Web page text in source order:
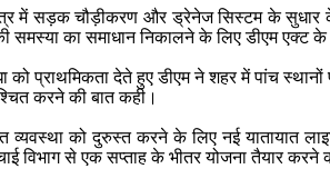
में सड़क चौड़ीकरण और ड्रेनेज सिस्टम के सुधार के
की समस्या का समाधान निकालने के लिए डीएम
को प्राथमिकता देते हुए डीएम ने शहर में पांच
करने की बात कही।
व्यवस्था को दुरुस्त करने के लिए नई यातायात
विभाग से एक सप्ताह के भीतर योजना तैयार करने